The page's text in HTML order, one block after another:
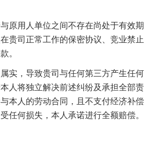
原用人单位之间不存在尚处于有效期
贵司正常工作的保密协议、竞业禁止
。
实，导致贵司与任何第三方产生任何
人将独立解决前述纠纷及承担全部责
本人的劳动合同，且不支付经济补偿
任何损失，本人承诺进行全额赔偿。